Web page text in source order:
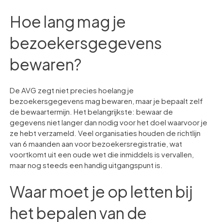
Hoe lang mag je
bezoekersgegevens
bewaren?
De AVG zegt niet precies hoelang je
bezoekersgegevens mag bewaren, maar je bepaalt zelf
de bewaartermijn. Het belangrijkste: bewaar de
gegevens niet langer dan nodig voor het doel waarvoor je
ze hebt verzameld. Veel organisaties houden de richtlijn
van 6 maanden aan voor bezoekersregistratie, wat
voortkomt uit een oude wet die inmiddels is vervallen,
maar nog steeds een handig uitgangspunt is.
Waar moet je op letten bij
het bepalen van de